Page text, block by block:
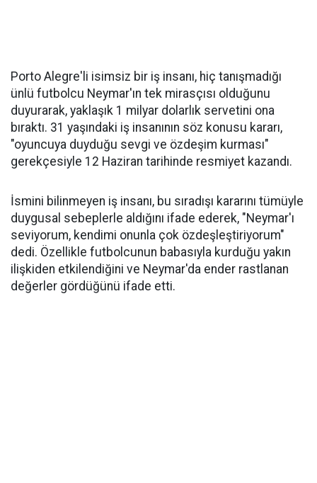
Porto Alegre'li isimsiz bir iş insanı, hiç tanışmadığı
ünlü futbolcu Neymar'ın tek mirasçısı olduğunu
duyurarak, yaklaşık 1 milyar dolarlık servetini ona
bıraktı. 31 yaşındaki iş insanının söz konusu kararı,
"oyuncuya duyduğu sevgi ve özdeşim kurması"
gerekçesiyle 12 Haziran tarihinde resmiyet kazandı.
İsmini bilinmeyen iş insanı, bu sıradışı kararını tümüyle
duygusal sebeplerle aldığını ifade ederek, "Neymar'ı
seviyorum, kendimi onunla çok özdeşleştiriyorum"
dedi. Özellikle futbolcunun babasıyla kurduğu yakın
ilişkiden etkilendiğini ve Neymar'da ender rastlanan
değerler gördüğünü ifade etti.